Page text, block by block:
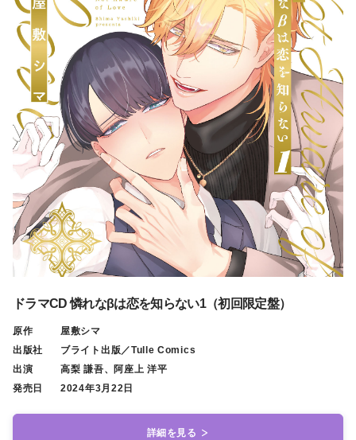
ドラマCD 憐れなβは恋を知らない1（初回限定盤）
原作
屋敷シマ
出版社
ブライト出版／Tulle Comics
出演
高梨 謙吾、阿座上 洋平
発売日
2024年3月22日
詳細を見る